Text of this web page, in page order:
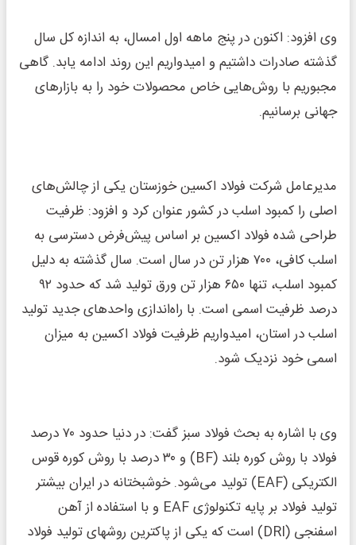
وی افزود: اکنون در پنج ماهه اول امسال، به اندازه کل سال
گذشته صادرات داشتیم و امیدواریم این روند ادامه یابد. گاهی
مجبوریم با روش‌هایی خاص محصولات خود را به بازارهای
جهانی برسانیم.
مدیرعامل شرکت فولاد اکسین خوزستان یکی از چالش‌های
اصلی را کمبود اسلب در کشور عنوان کرد و افزود: ظرفیت
طراحی شده فولاد اکسین بر اساس پیش‌فرض دسترسی به
اسلب کافی، ۷۰۰ هزار تن در سال است. سال گذشته به دلیل
کمبود اسلب، تنها ۶۵۰ هزار تن ورق تولید شد که حدود ۹۲
درصد ظرفیت اسمی است. با راه‌اندازی واحدهای جدید تولید
اسلب در استان، امیدواریم ظرفیت فولاد اکسین به میزان
اسمی خود نزدیک شود.
وی با اشاره به بحث فولاد سبز گفت: در دنیا حدود ۷۰ درصد
فولاد با روش کوره بلند (BF) و ۳۰ درصد با روش کوره قوس
الکتریکی (EAF) تولید می‌شود. خوشبختانه در ایران بیشتر
تولید فولاد بر پایه تکنولوژی EAF و با استفاده از آهن
اسفنجی (DRI) است که یکی از پاکترین روشهای تولید فولاد